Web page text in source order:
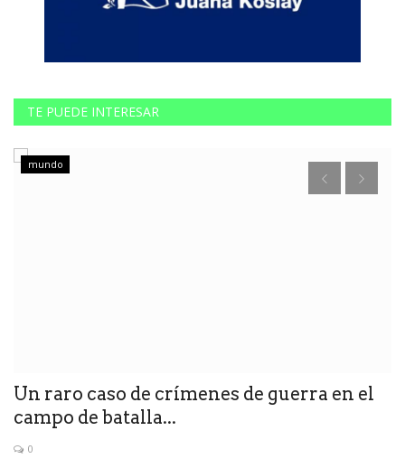
TE PUEDE INTERESAR
mundo
Un raro caso de crímenes de guerra en el
campo de batalla...
0